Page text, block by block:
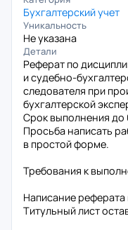
Бухгалтерский учет
Уникальность
Не указана
Детали
Реферат по
и судебно-
следователя при
бухгалтерской
Срок выполнения до
Просьба написать
в простой форме.
Требования к
Написание
Титульный лист